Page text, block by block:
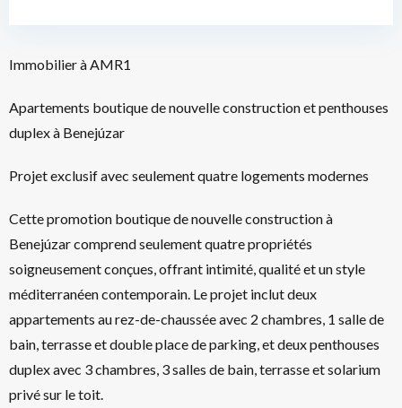
Immobilier à AMR1
Apartements boutique de nouvelle construction et penthouses
duplex à Benejúzar
Projet exclusif avec seulement quatre logements modernes
Cette promotion boutique de nouvelle construction à
Benejúzar comprend seulement quatre propriétés
soigneusement conçues, offrant intimité, qualité et un style
méditerranéen contemporain. Le projet inclut deux
appartements au rez-de-chaussée avec 2 chambres, 1 salle de
bain, terrasse et double place de parking, et deux penthouses
duplex avec 3 chambres, 3 salles de bain, terrasse et solarium
privé sur le toit.